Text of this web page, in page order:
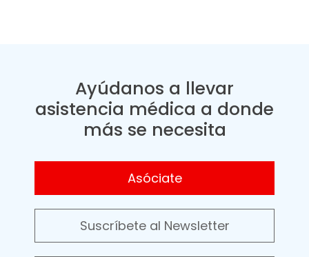
Ayúdanos a llevar
asistencia médica a donde
más se necesita
Asóciate
Suscríbete al Newsletter